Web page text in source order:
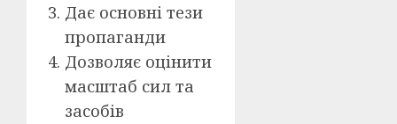
Дає основні тези
пропаганди
Дозволяє оцінити
масштаб сил та
засобів